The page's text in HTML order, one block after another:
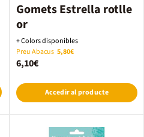
Gomets Estrella rotlle
or
+ Colors disponibles
Preu Abacus 5,80€
6,10€
Accedir al producte